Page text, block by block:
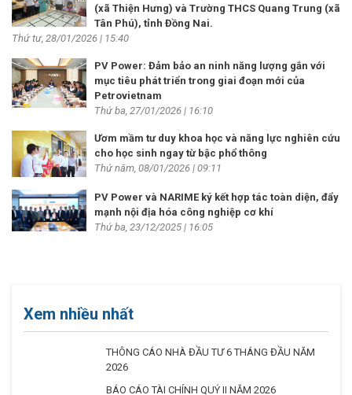
(xã Thiện Hưng) và Trường THCS Quang Trung (xã
Tân Phú), tỉnh Đồng Nai.
Thứ tư, 28/01/2026 | 15:40
PV Power: Đảm bảo an ninh năng lượng gắn với
mục tiêu phát triển trong giai đoạn mới của
Petrovietnam
Thứ ba, 27/01/2026 | 16:10
Ươm mầm tư duy khoa học và năng lực nghiên cứu
cho học sinh ngay từ bậc phổ thông
Thứ năm, 08/01/2026 | 09:11
PV Power và NARIME ký kết hợp tác toàn diện, đẩy
mạnh nội địa hóa công nghiệp cơ khí
Thứ ba, 23/12/2025 | 16:05
Xem nhiều nhất
THÔNG CÁO NHÀ ĐẦU TƯ 6 THÁNG ĐẦU NĂM
2026